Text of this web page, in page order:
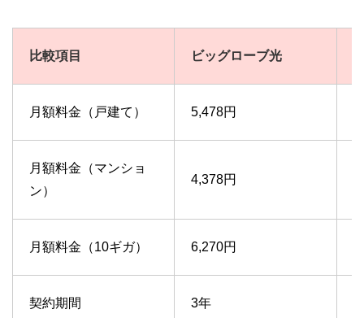
比較項目 ビッグローブ光
月額料金（戸建て） 5,478円
月額料金（マンショ
ン）
4,378円
月額料金（10ギガ） 6,270円
契約期間 3年